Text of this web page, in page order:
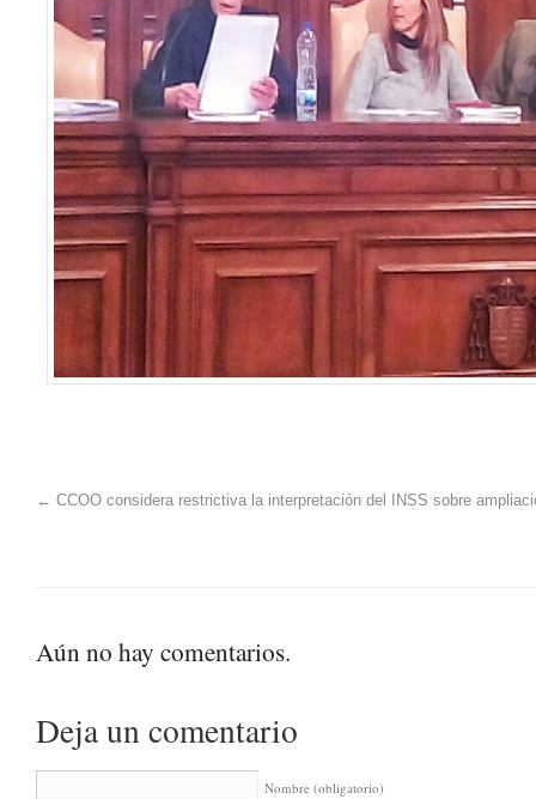
← CCOO considera restrictiva la interpretación del INSS sobre
Aún no hay comentarios.
Deja un comentario
Nombre (obligatorio)